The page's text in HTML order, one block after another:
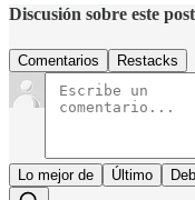
Discusión sobre este post
Comentarios Restacks
Lo mejor de Último